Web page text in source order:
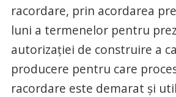
racordare, prin acordarea
luni a termenelor pentru
autorizaţiei de construire a
producere pentru care
racordare este demarat şi